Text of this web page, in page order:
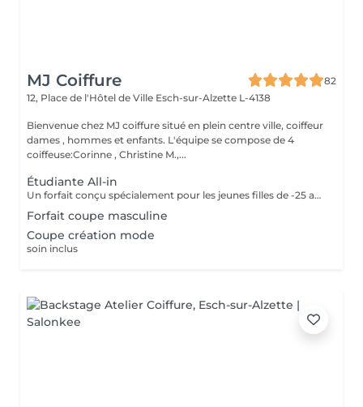
MJ Coiffure
82
12, Place de l'Hôtel de Ville Esch-sur-Alzette L-4138
Bienvenue chez MJ coiffure situé en plein centre ville, coiffeur
dames , hommes et enfants. L'équipe se compose de 4
coiffeuse:Corinne , Christine M.,...
Étudiante All-in
Un forfait conçu spécialement pour les jeunes filles de -25 ans. Inclus dans le forfait shampooing, coupe et séchage naturel :)
Forfait coupe masculine
Coupe création mode
soin inclus